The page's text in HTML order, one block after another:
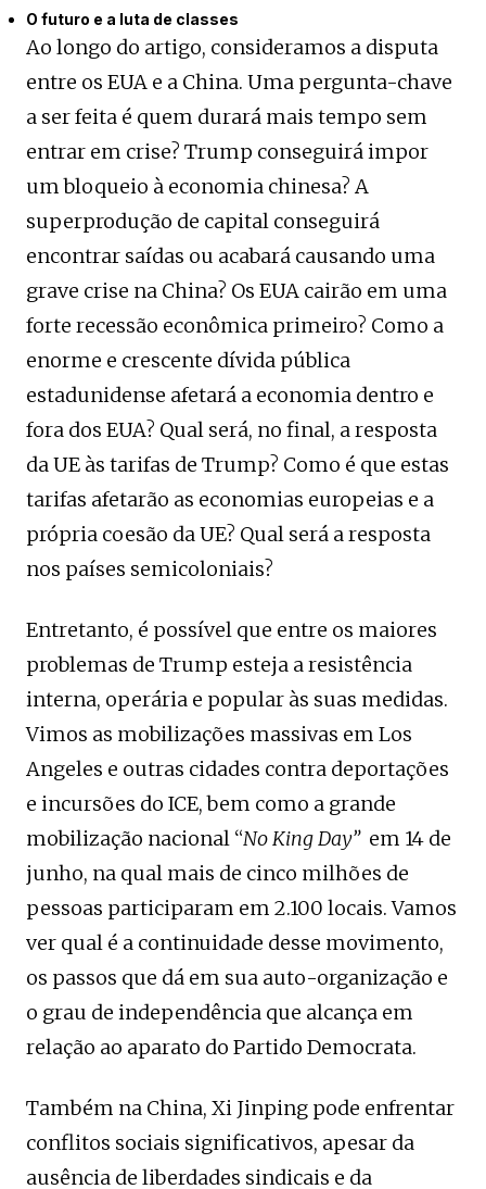
O futuro e a luta de classes
Ao longo do artigo, consideramos a disputa
entre os EUA e a China. Uma pergunta-chave
a ser feita é quem durará mais tempo sem
entrar em crise? Trump conseguirá impor
um bloqueio à economia chinesa? A
superprodução de capital conseguirá
encontrar saídas ou acabará causando uma
grave crise na China? Os EUA cairão em uma
forte recessão econômica primeiro? Como a
enorme e crescente dívida pública
estadunidense afetará a economia dentro e
fora dos EUA? Qual será, no final, a resposta
da UE às tarifas de Trump? Como é que estas
tarifas afetarão as economias europeias e a
própria coesão da UE? Qual será a resposta
nos países semicoloniais?
Entretanto, é possível que entre os maiores
problemas de Trump esteja a resistência
interna, operária e popular às suas medidas.
Vimos as mobilizações massivas em Los
Angeles e outras cidades contra deportações
e incursões do ICE, bem como a grande
mobilização nacional “No King Day” em 14 de
junho, na qual mais de cinco milhões de
pessoas participaram em 2.100 locais. Vamos
ver qual é a continuidade desse movimento,
os passos que dá em sua auto-organização e
o grau de independência que alcança em
relação ao aparato do Partido Democrata.
Também na China, Xi Jinping pode enfrentar
conflitos sociais significativos, apesar da
ausência de liberdades sindicais e da